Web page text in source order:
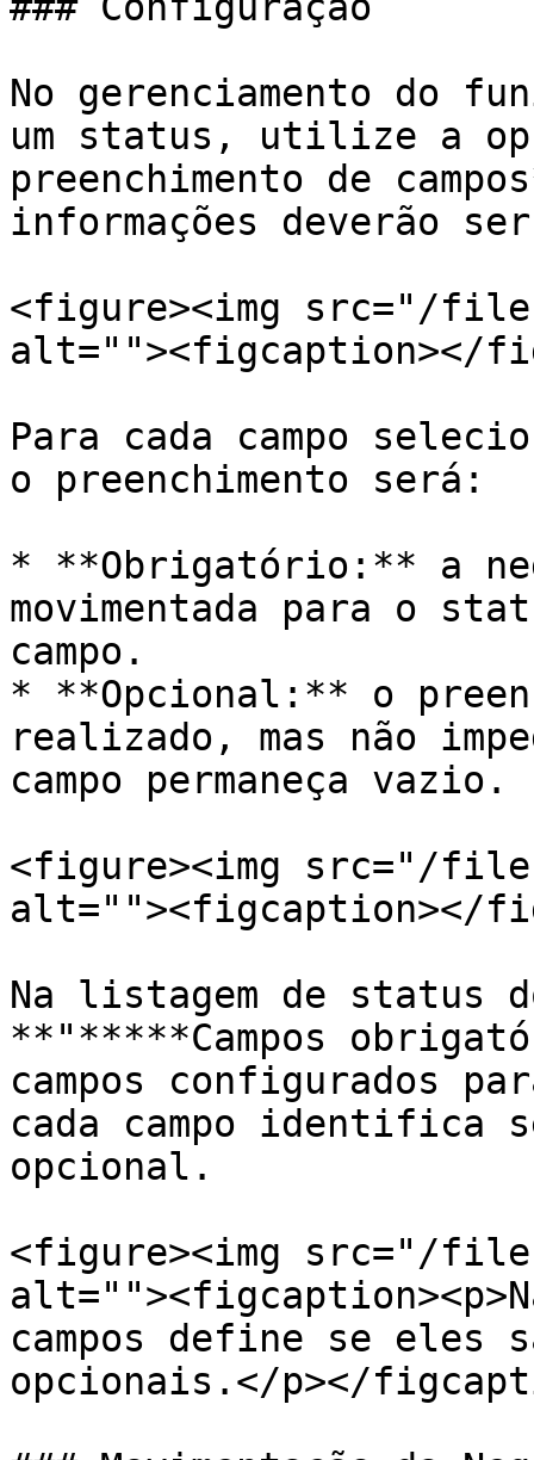
No gerenciamento do
um status, utilize a
preenchimento de
informações deverão
<figure><img src="/
alt=""><figcaption></
Para cada campo
o preenchimento será:
* **Obrigatório:** a
movimentada para o
campo.
* **Opcional:** o
realizado, mas não
campo permaneça vazio.
<figure><img src="/files/
alt=""><figcaption></
Na listagem de status
**"*****Campos
campos configurados
cada campo identifica
opcional.
<figure><img src="/files/
campos define se eles
opcionais.</p></